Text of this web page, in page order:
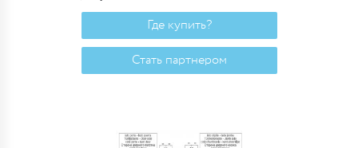
Где купить?
Стать партнером